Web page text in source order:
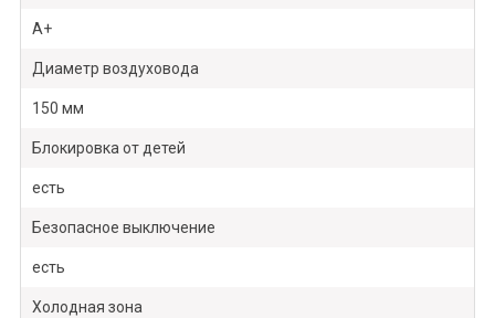
A+
Диаметр воздуховода
150 мм
Блокировка от детей
есть
Безопасное выключение
есть
Холодная зона